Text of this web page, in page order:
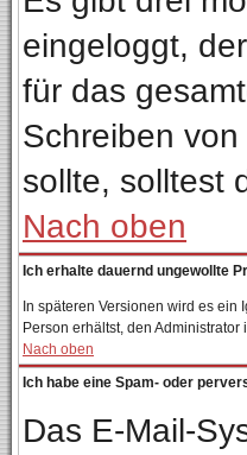
eingeloggt,
für das
Schreiben
sollte, solltest
Nach oben
Ich erhalte dauernd ungewollte
In späteren Versionen wird es
Person erhältst, den
Nach oben
Ich habe eine Spam- oder
Das E-Mail-